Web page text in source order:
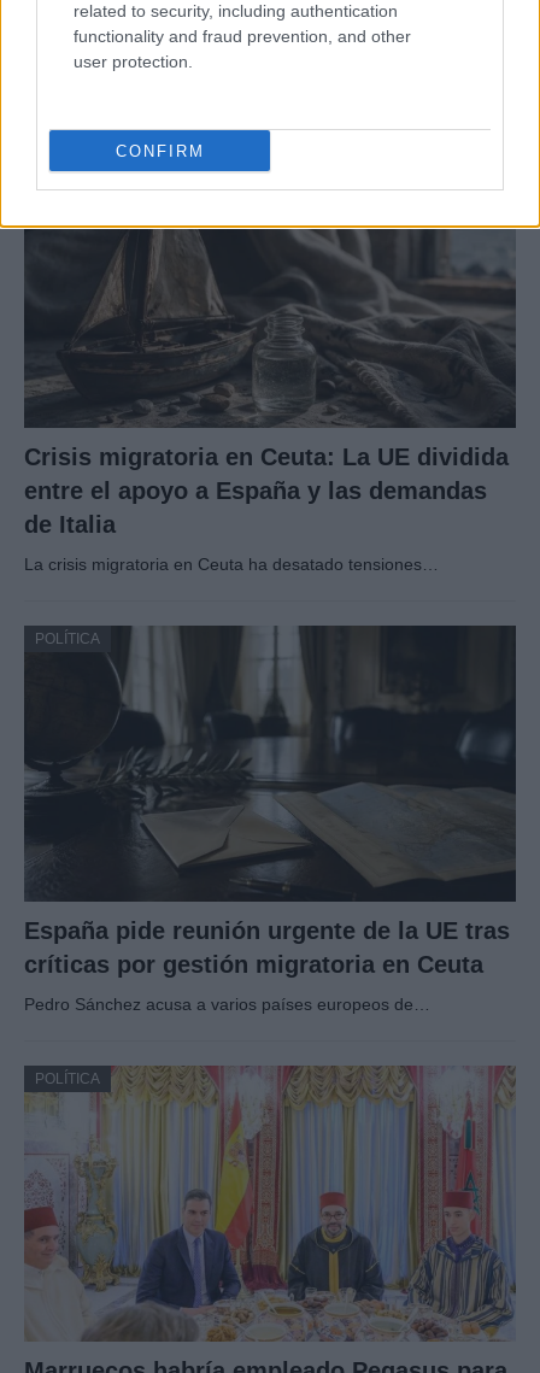
related to security, including authentication
functionality and fraud prevention, and other
user protection.
CONFIRM
transformando las posturas de los
seguidores de MAGA
Crisis migratoria en Ceuta: La UE dividida
entre el apoyo a España y las demandas
de Italia
La crisis migratoria en Ceuta ha desatado tensiones…
POLÍTICA
España pide reunión urgente de la UE tras
críticas por gestión migratoria en Ceuta
Pedro Sánchez acusa a varios países europeos de…
POLÍTICA